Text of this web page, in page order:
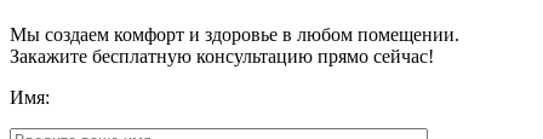
Мы создаем комфорт и здоровье в любом помещении.
Закажите бесплатную консультацию прямо сейчас!
Имя: